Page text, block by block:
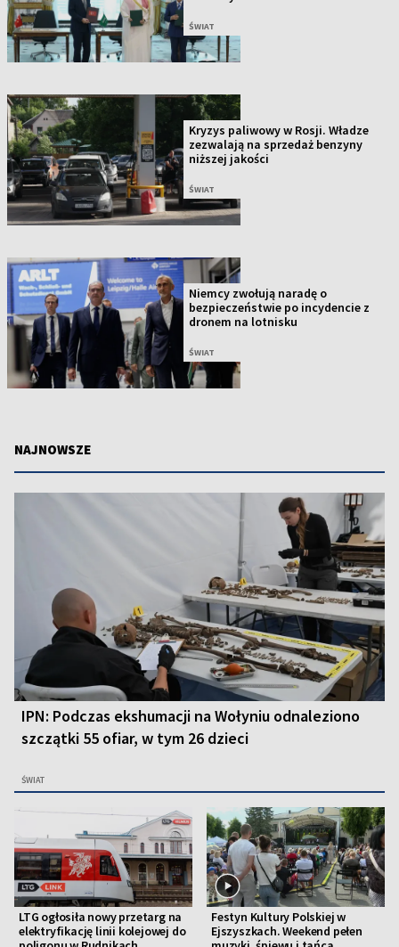
ŚWIAT
Kryzys paliwowy w Rosji. Władze
zezwalają na sprzedaż benzyny
niższej jakości
ŚWIAT
Niemcy zwołują naradę o
bezpieczeństwie po incydencie z
dronem na lotnisku
ŚWIAT
NAJNOWSZE
IPN: Podczas ekshumacji na Wołyniu odnaleziono
szczątki 55 ofiar, w tym 26 dzieci
ŚWIAT
LTG ogłosiła nowy przetarg na
elektryfikację linii kolejowej do
Festyn Kultury Polskiej w
Ejszyszkach. Weekend pełen